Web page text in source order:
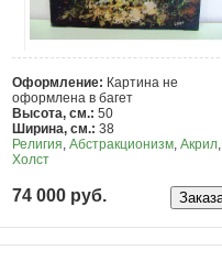
Оформление: Картина не
оформлена в багет
Высота, см.:50
Ширина, см.:38
Религия,Абстракционизм,Акрил,
Холст
74 000 руб.